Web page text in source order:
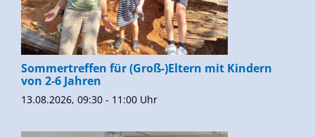
Sommertreffen für (Groß-)Eltern mit Kindern
von 2-6 Jahren
13.08.2026, 09:30 - 11:00 Uhr